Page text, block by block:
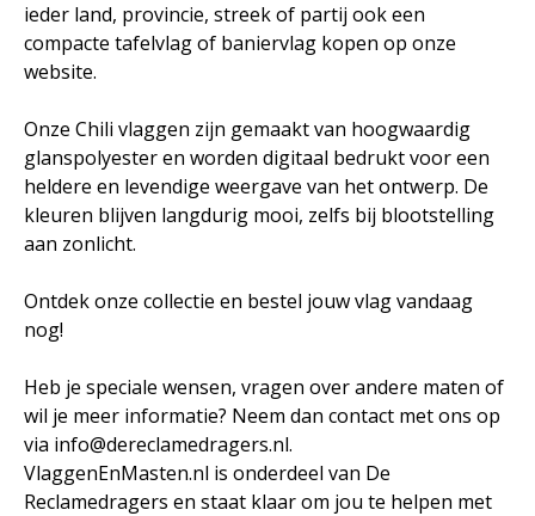
ieder land, provincie, streek of partij ook een
compacte tafelvlag of baniervlag kopen op onze
website.
Onze Chili vlaggen zijn gemaakt van hoogwaardig
glanspolyester en worden digitaal bedrukt voor een
heldere en levendige weergave van het ontwerp. De
kleuren blijven langdurig mooi, zelfs bij blootstelling
aan zonlicht.
Ontdek onze collectie en bestel jouw vlag vandaag
nog!
Heb je speciale wensen, vragen over andere maten of
wil je meer informatie? Neem dan contact met ons op
via info@dereclamedragers.nl.
VlaggenEnMasten.nl is onderdeel van De
Reclamedragers en staat klaar om jou te helpen met